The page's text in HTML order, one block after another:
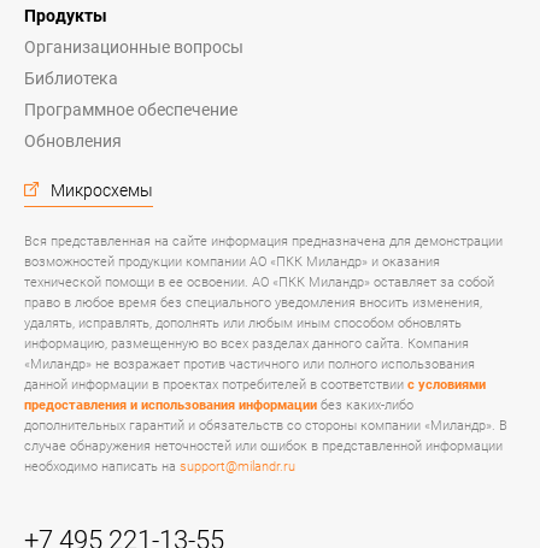
Продукты
Организационные вопросы
Библиотека
Программное обеспечение
Обновления
Микросхемы
Вся представленная на сайте информация предназначена для демонстрации
возможностей продукции компании АО «ПКК Миландр» и оказания
технической помощи в ее освоении. АО «ПКК Миландр» оставляет за собой
право в любое время без специального уведомления вносить изменения,
удалять, исправлять, дополнять или любым иным способом обновлять
информацию, размещенную во всех разделах данного сайта. Компания
«Миландр» не возражает против частичного или полного использования
данной информации в проектах потребителей в соответствии с условиями
предоставления и использования информации без каких-либо
дополнительных гарантий и обязательств со стороны компании «Миландр». В
случае обнаружения неточностей или ошибок в представленной информации
необходимо написать на support@milandr.ru
+7 495 221-13-55